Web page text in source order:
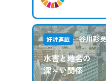
好評連載 谷川彰英
水害と地名の
深～い関係